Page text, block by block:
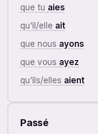
que tu aies
qu’il/elle ait
que nous ayons
que vous ayez
qu’ils/elles aient
Passé